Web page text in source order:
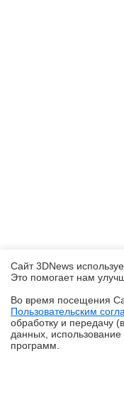
Кремний-углеродные
Сайт 3DNews
Это помогает нам
Во время посещения
Пользовательским
обработку и передачу
данных,
программ.